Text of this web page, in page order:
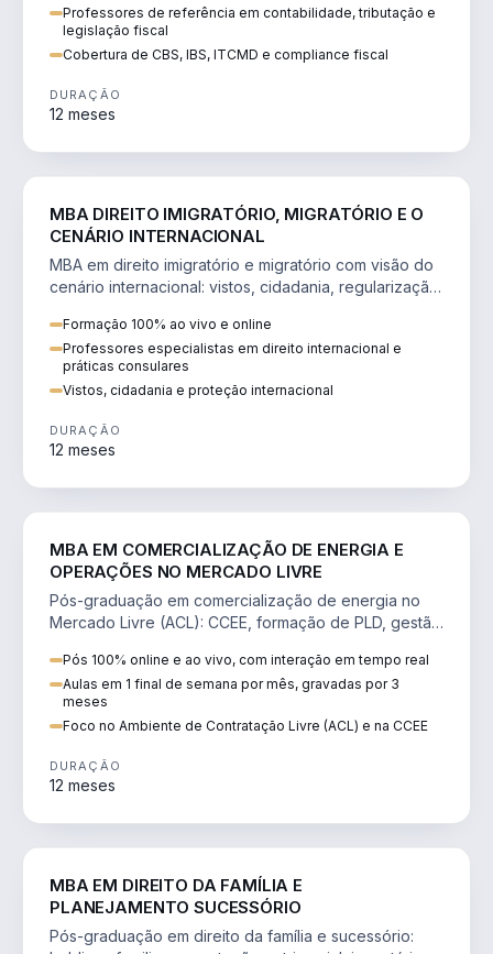
Professores de referência em contabilidade, tributação e
legislação fiscal
Cobertura de CBS, IBS, ITCMD e compliance fiscal
DURAÇÃO
12 meses
MBA DIREITO IMIGRATÓRIO, MIGRATÓRIO E O
CENÁRIO INTERNACIONAL
MBA em direito imigratório e migratório com visão do
cenário internacional: vistos, cidadania, regularização
Formação 100% ao vivo e online
Professores especialistas em direito internacional e
práticas consulares
Vistos, cidadania e proteção internacional
DURAÇÃO
12 meses
MBA EM COMERCIALIZAÇÃO DE ENERGIA E
OPERAÇÕES NO MERCADO LIVRE
Pós-graduação em comercialização de energia no
Mercado Livre (ACL): CCEE, formação de PLD, gestão
Pós 100% online e ao vivo, com interação em tempo real
Aulas em 1 final de semana por mês, gravadas por 3
meses
Foco no Ambiente de Contratação Livre (ACL) e na CCEE
DURAÇÃO
12 meses
MBA EM DIREITO DA FAMÍLIA E
PLANEJAMENTO SUCESSÓRIO
Pós-graduação em direito da família e sucessório: